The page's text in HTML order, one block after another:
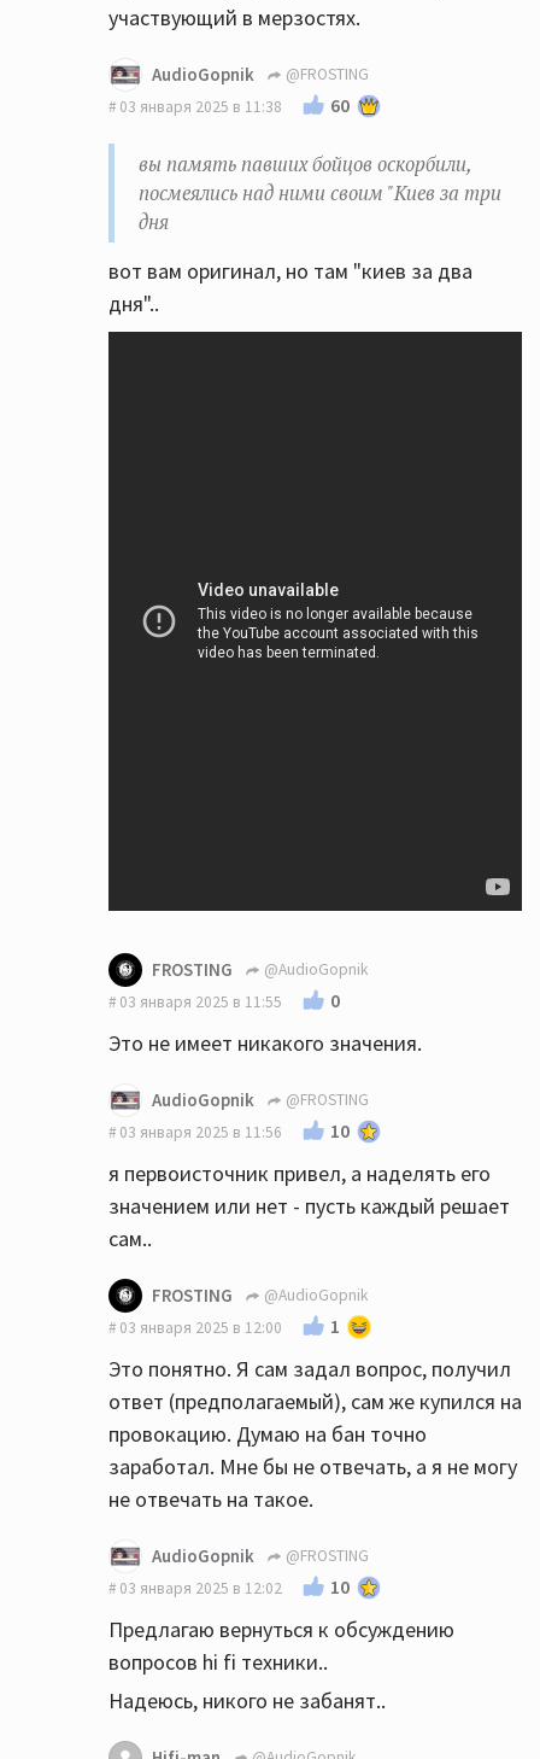
участвующий в мерзостях.
AudioGopnik
@FROSTING
03 января 2025 в 11:38
60
вы память павших бойцов оскорбили,
посмеялись над ними своим "Киев за три
дня
вот вам оригинал, но там "киев за два
дня"..
FROSTING
@AudioGopnik
03 января 2025 в 11:55
0
Это не имеет никакого значения.
AudioGopnik
@FROSTING
03 января 2025 в 11:56
10
я первоисточник привел, а наделять его
значением или нет - пусть каждый решает
сам..
FROSTING
@AudioGopnik
03 января 2025 в 12:00
1
Это понятно. Я сам задал вопрос, получил
ответ (предполагаемый), сам же купился на
провокацию. Думаю на бан точно
заработал. Мне бы не отвечать, а я не могу
не отвечать на такое.
AudioGopnik
@FROSTING
03 января 2025 в 12:02
10
Предлагаю вернуться к обсуждению
вопросов hi fi техники..
Надеюсь, никого не забанят..